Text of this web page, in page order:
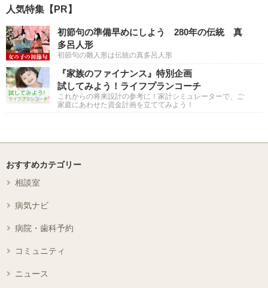
人気特集【PR】
初節句の準備早めにしよう 280年の伝統 真
多呂人形
初節句の雛人形は伝統の真多呂人形
『家族のファイナンス』特別企画
試してみよう！ライフプランコーチ
これからの将来設計の参考に！家計シミュレーターで、ご
家庭にあわせた資金計画を立ててみよう！
おすすめカテゴリー
相談室
病気ナビ
病院・歯科予約
コミュニティ
ニュース